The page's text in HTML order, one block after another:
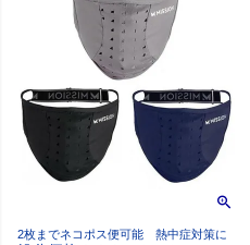
2枚までネコポス便可能 熱中症対策に